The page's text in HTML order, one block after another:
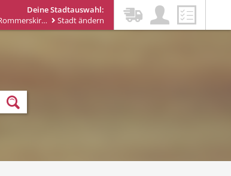
Deine Stadtauswahl:
Rommerskirchen
Stadt ändern